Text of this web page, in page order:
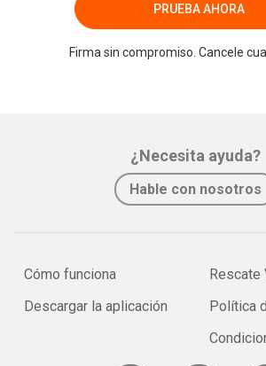
PRUEBA AHORA
Firma sin compromiso. Cancele
¿Necesita ayuda?
Hable con nosotros
Cómo funciona
Descargar la aplicación
Rescate
Política